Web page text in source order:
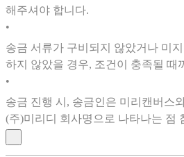
해주셔야 합니다.
•
송금 서류가 구비되지 않았거나 미
하지 않았을 경우, 조건이 충족될 때
•
송금 진행 시, 송금인은 미리캔버스
(주)미리디 회사명으로 나타나는 점